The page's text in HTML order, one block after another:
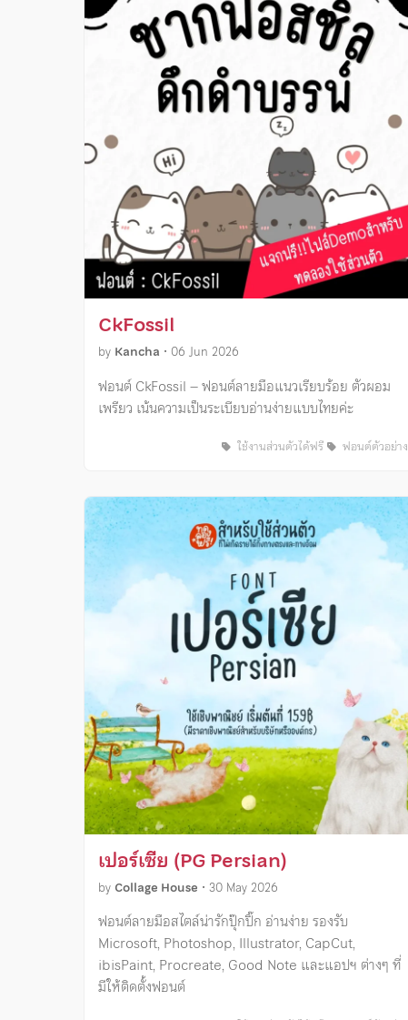
CkFossil
by Kancha • 06 Jun 2026
ฟอนต์ CkFossil – ฟอนต์ลายมือแนวเรียบร้อย ตัวผอม
เพรียว เน้นความเป็นระเบียบอ่านง่ายแบบไทยค่ะ
ใช้งานส่วนตัวได้ฟรี ฟอนต์ตัวอย่าง
เปอร์เซีย (PG Persian)
by Collage House • 30 May 2026
ฟอนต์ลายมือสไตล์น่ารักปุ๊กปิ๊ก อ่านง่าย รองรับ
Microsoft, Photoshop, Illustrator, CapCut,
ibisPaint, Procreate, Good Note และแอปฯ ต่างๆ ที่
มีให้ติดตั้งฟอนต์